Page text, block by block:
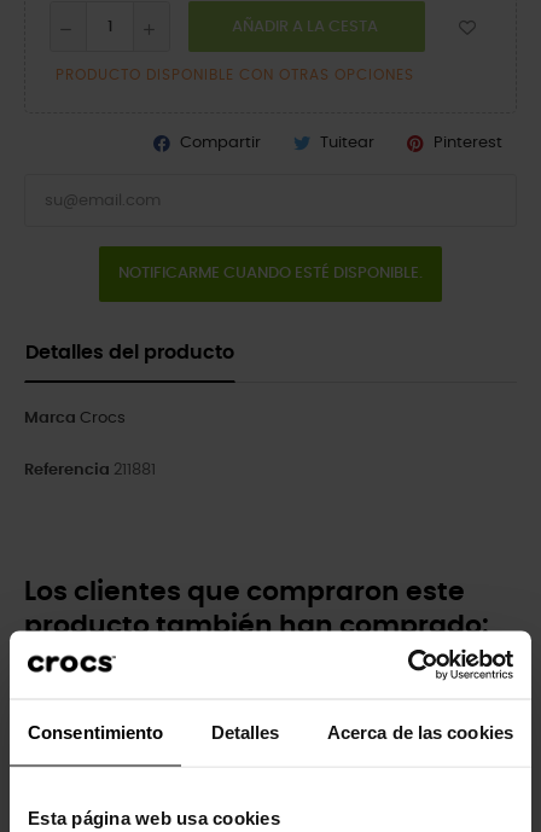
Consentimiento Detalles Acerca de las cookies
Esta página web usa cookies
AÑADIR A LA CESTA
PRODUCTO DISPONIBLE CON OTRAS OPCIONES
Compartir Tuitear Pinterest
NOTIFICARME CUANDO ESTÉ DISPONIBLE.
Detalles del producto
Marca Crocs
Referencia 211881
Los clientes que compraron este
producto también han comprado:
-20%